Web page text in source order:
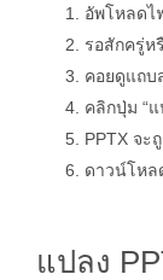
อัพโหลดไ
รอสักครู่ห
คอยดูแถบ
คลิกปุ่ม “แ
PPTX จะ
ดาวน์โหล
แปลง